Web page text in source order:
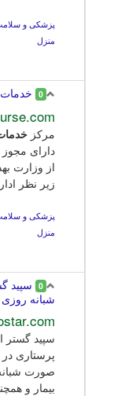
پزشکی و
منزل
0
مرکز
از وزارت
زیر نظر
پزشکی و
منزل
0
سپید
شبانه
سپید گستر
پرستاری در
صورت
بیمار و